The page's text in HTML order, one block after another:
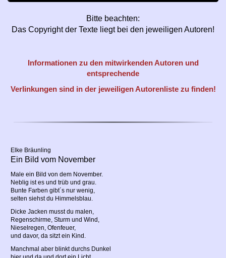
Bitte beachten:
Das Copyright der Texte liegt bei den jeweiligen Autoren!
Informationen zu den mitwirkenden Autoren und
entsprechende
Verlinkungen sind in der jeweiligen Autorenliste zu finden!
Elke Bräunling
Ein Bild vom November
Male ein Bild von dem November.
Neblig ist es und trüb und grau.
Bunte Farben gibt´s nur wenig,
selten siehst du Himmelsblau.
Dicke Jacken musst du malen,
Regenschirme, Sturm und Wind,
Nieselregen, Ofenfeuer,
und davor, da sitzt ein Kind.
Manchmal aber blinkt durchs Dunkel